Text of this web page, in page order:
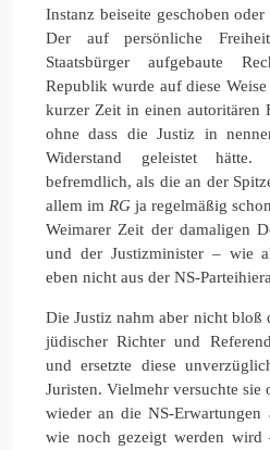
Instanz beiseite geschoben
Der auf persönliche
Staatsbürger aufgebaute
Republik wurde auf diese
kurzer Zeit in einen autoritären
ohne dass die Justiz in
Widerstand geleistet
befremdlich, als die an der
allem im RG ja regelmäßig
Weimarer Zeit der damaligen
und der Justizminister – wie
eben nicht aus der NS-
Die Justiz nahm aber nicht bloß
jüdischer Richter und
und ersetzte diese
Juristen. Vielmehr versuchte
wieder an die NS-Erwartungen
wie noch gezeigt werden